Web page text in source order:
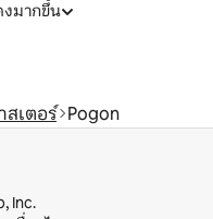
งมากขึ้น
สเตอร์ Pogon
Inc.